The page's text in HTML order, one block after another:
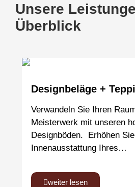
Unsere
Überblick
Designbeläge +
Verwandeln Sie Ihren
Meisterwerk mit unseren
Designböden. Erhöhen
Innenausstattung Ihres…
weiter lesen